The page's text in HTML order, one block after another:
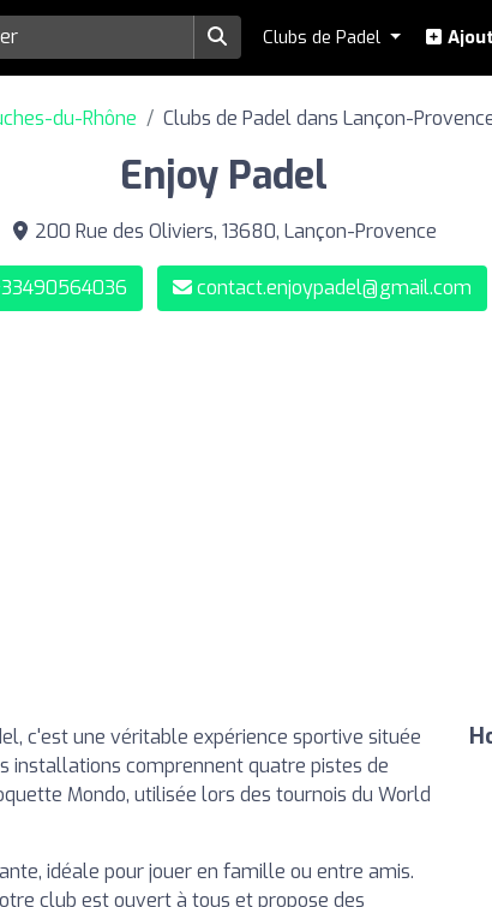
Clubs de Padel
du-Rhône Clubs de Padel dans Lançon-
Enjoy Padel
200 Rue des Oliviers, 13680, Lançon-Provence
contact.enjoypadel@gmail.com
c'est une véritable expérience sportive située
installations comprennent quatre pistes de
Mondo, utilisée lors des tournois du World
idéale pour jouer en famille ou entre amis.
club est ouvert à tous et propose des